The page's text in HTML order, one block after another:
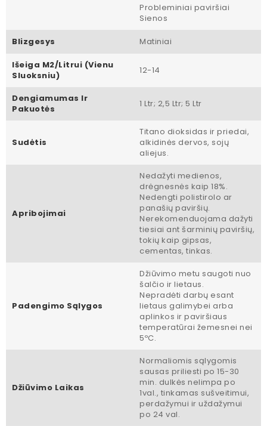
Probleminiai paviršiai
Sienos
Blizgesys Matiniai
Išeiga M2/litrui (vienu
Sluoksniu)
12-14
Dengiamumas Ir
Pakuotės
1 Ltr; 2,5 Ltr; 5 Ltr
Sudėtis
Titano dioksidas ir priedai,
alkidinės dervos, sojų
aliejus.
Apribojimai
Nedažyti medienos,
drėgnesnės kaip 18%.
Nedengti polistirolo ar
panašių paviršių.
Nerekomenduojama dažyti
tiesiai ant šarminių paviršių,
tokių kaip gipsas,
cementas, tinkas.
Padengimo Sąlygos
Džiūvimo metu saugoti nuo
šalčio ir lietaus.
Nepradėti darbų esant
lietaus galimybei arba
aplinkos ir paviršiaus
temperatūrai žemesnei nei
5ºC.
Džiūvimo Laikas
Normaliomis sąlygomis
sausas priliesti po 15-30
min. dulkės nelimpa po
1val., tinkamas sušveitimui,
perdažymui ir uždažymui
po 24 val.